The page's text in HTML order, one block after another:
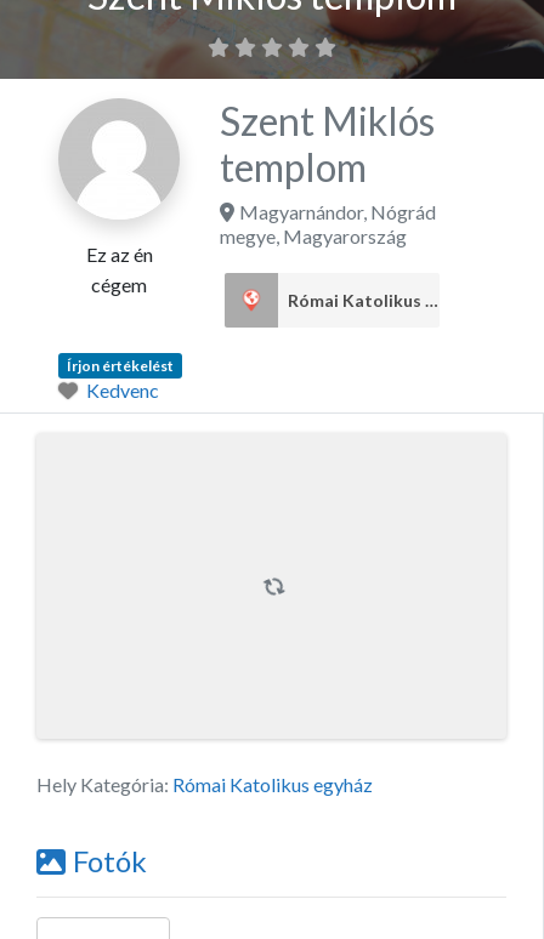
Ez az én
cégem
Szent Miklós
templom
Magyarnándor, Nógrád
megye, Magyarország
Római Katolikus egyház
Írjon értékelést
Kedvenc
Hely Kategória: Római Katolikus egyház
Fotók